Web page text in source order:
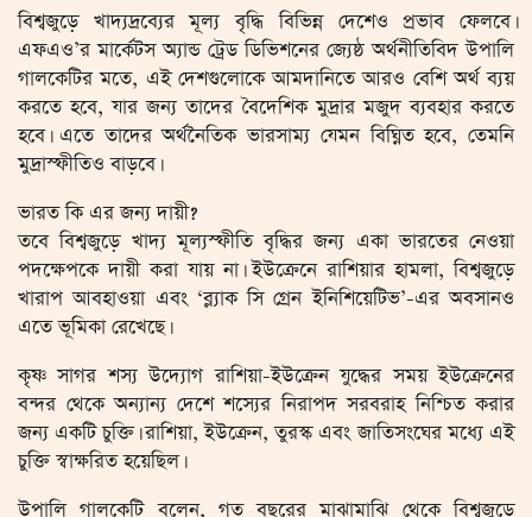
বিশ্বজুড়ে খাদ্যদ্রব্যের মূল্য বৃদ্ধি বিভিন্ন দেশেও প্রভাব ফেলবে।
এফএও’র মার্কেটস অ্যান্ড ট্রেড ডিভিশনের জ্যেষ্ঠ অর্থনীতিবিদ উপালি
গালকেটির মতে, এই দেশগুলোকে আমদানিতে আরও বেশি অর্থ ব্যয়
করতে হবে, যার জন্য তাদের বৈদেশিক মুদ্রার মজুদ ব্যবহার করতে
হবে। এতে তাদের অর্থনৈতিক ভারসাম্য যেমন বিঘ্নিত হবে, তেমনি
মুদ্রাস্ফীতিও বাড়বে।
ভারত কি এর জন্য দায়ী?
তবে বিশ্বজুড়ে খাদ্য মূল্যস্ফীতি বৃদ্ধির জন্য একা ভারতের নেওয়া
পদক্ষেপকে দায়ী করা যায় না। ইউক্রেনে রাশিয়ার হামলা, বিশ্বজুড়ে
খারাপ আবহাওয়া এবং ‘ব্ল্যাক সি গ্রেন ইনিশিয়েটিভ’-এর অবসানও
এতে ভূমিকা রেখেছে।
কৃষ্ণ সাগর শস্য উদ্যোগ রাশিয়া-ইউক্রেন যুদ্ধের সময় ইউক্রেনের
বন্দর থেকে অন্যান্য দেশে শস্যের নিরাপদ সরবরাহ নিশ্চিত করার
জন্য একটি চুক্তি। রাশিয়া, ইউক্রেন, তুরস্ক এবং জাতিসংঘের মধ্যে এই
চুক্তি স্বাক্ষরিত হয়েছিল।
উপালি গালকেটি বলেন, গত বছরের মাঝামাঝি থেকে বিশ্বজুড়ে